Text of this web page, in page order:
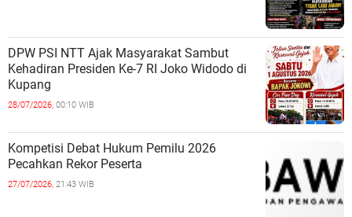
DPW PSI NTT Ajak Masyarakat Sambut
Kehadiran Presiden Ke-7 RI Joko Widodo di
Kupang
28/07/2026, 00:10 WIB
Kompetisi Debat Hukum Pemilu 2026
Pecahkan Rekor Peserta
27/07/2026, 21:43 WIB